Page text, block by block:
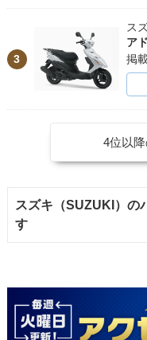
3
ス
ア
掲
4位以
スズキ（SUZUKI）の
す